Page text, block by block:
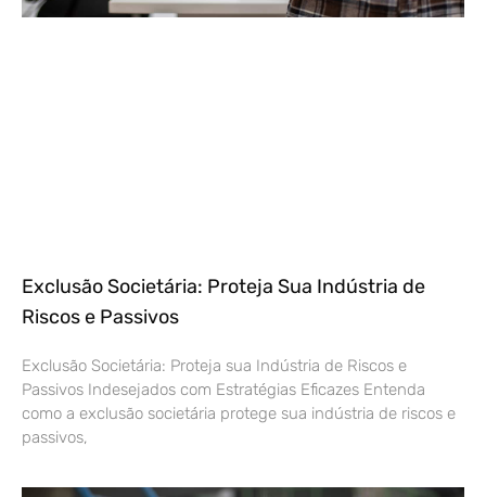
Exclusão Societária: Proteja Sua Indústria de
Riscos e Passivos
Exclusão Societária: Proteja sua Indústria de Riscos e
Passivos Indesejados com Estratégias Eficazes Entenda
como a exclusão societária protege sua indústria de riscos e
passivos,